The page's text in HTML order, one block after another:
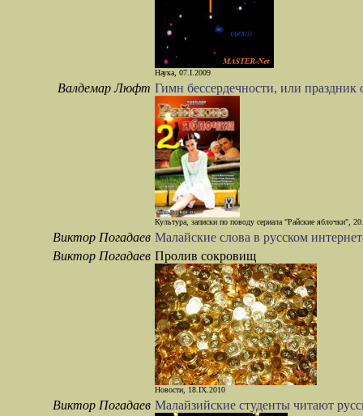
Наука, 07.I.2009
Валдемар Люфт Гимн бессердечности, или праздник
Культура, записки по поводу сериала "Райские яблочки",
Виктор Погадаев Малайские слова в русском
Виктор Погадаев Пролив сокровищ
Новости, 18.IX.2010
Виктор Погадаев Малайзийские студенты читают